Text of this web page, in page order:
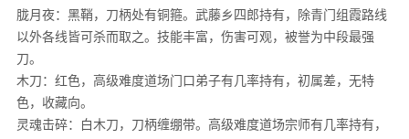
胧月夜：黑鞘，刀柄处有铜箍。武藤乡四郎持有，除青门组霞路线
以外各线皆可杀而取之。技能丰富，伤害可观，被誉为中段最强
刀。
木刀：红色，高级难度道场门口弟子有几率持有，初属差，无特
色，收藏向。
灵魂击碎：白木刀，刀柄缠绷带。高级难度道场宗师有几率持有，